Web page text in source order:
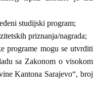
studijski program;
priznanja/nagrada;
programe mogu se utvrditi
sa Zakonom o visokom
Kantona Sarajevo“, broj